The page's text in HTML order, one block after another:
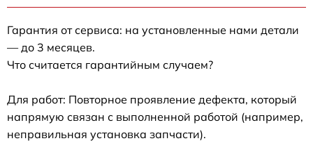
Гарантия от сервиса: на установленные нами детали
— до 3 месяцев.
Что считается гарантийным случаем?
Для работ: Повторное проявление дефекта, который
напрямую связан с выполненной работой (например,
неправильная установка запчасти).